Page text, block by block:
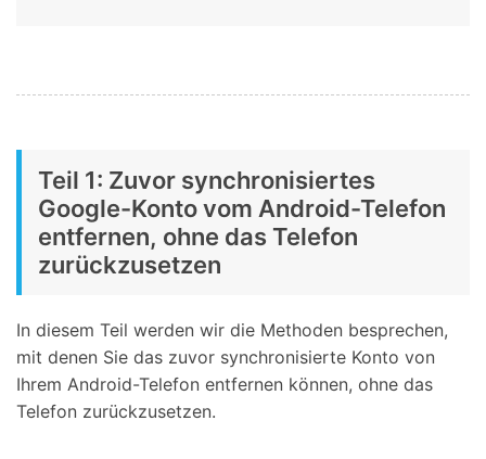
Teil 1: Zuvor synchronisiertes
Google-Konto vom Android-Telefon
entfernen, ohne das Telefon
zurückzusetzen
In diesem Teil werden wir die Methoden besprechen,
mit denen Sie das zuvor synchronisierte Konto von
Ihrem Android-Telefon entfernen können, ohne das
Telefon zurückzusetzen.